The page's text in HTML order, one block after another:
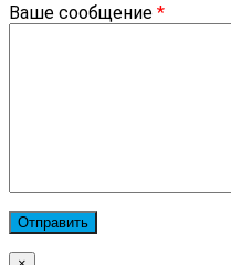
Ваше сообщение *